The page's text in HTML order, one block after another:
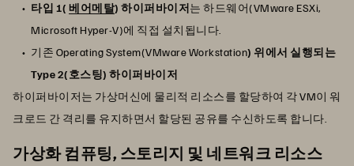
타입 1( 베어메탈) 하이퍼바이저는 하드웨어(VMware ESXi,
Microsoft Hyper-V)에 직접 설치됩니다.
기존 Operating System(VMware Workstation) 위에서 실행되는
Type 2(호스팅) 하이퍼바이저
하이퍼바이저는 가상머신에 물리적 리소스를 할당하여 각 VM이 워
크로드 간 격리를 유지하면서 할당된 공유를 수신하도록 합니다.
가상화 컴퓨팅, 스토리지 및 네트워크 리소스